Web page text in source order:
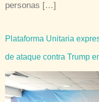
personas […]
Plataforma Unitaria
de ataque contra Trump